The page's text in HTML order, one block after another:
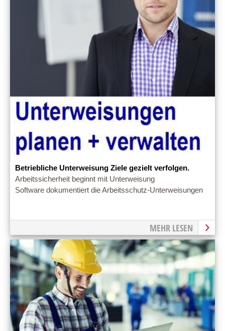
Betriebliche Unterweisung Ziele gezielt verfolgen.
Arbeitssicherheit beginnt mit Unterweisung
Software dokumentiert die Arbeitsschutz-Unterweisungen
MEHR LESEN